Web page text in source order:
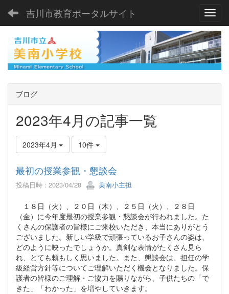
吉川市教育ポータルサイト
ブログ
2023年4月の記事一覧
2023年4月 10件
最初の授業参観・懇談会
投稿日時 : 2023/04/28 美南小主担
１８日（火）、２０日（木）、２５日（火）、２８日
（金）に今年度最初の授業参観・懇談会が行われました。た
くさんの保護者の皆様にご来校いただき、本当にありがとう
ございました。新しい学級で頑張っているお子さんの姿は、
どのように映ったでしょうか。真剣な表情がたくさん見ら
れ、とても頼もしく思いました。また、懇談会は、担任の学
級経営方針等についてご理解いただく機会となりました。保
護者の皆様のご理解・ご協力を賜りながら、子供たちの「で
きた」「わかった」を増やしていきます。